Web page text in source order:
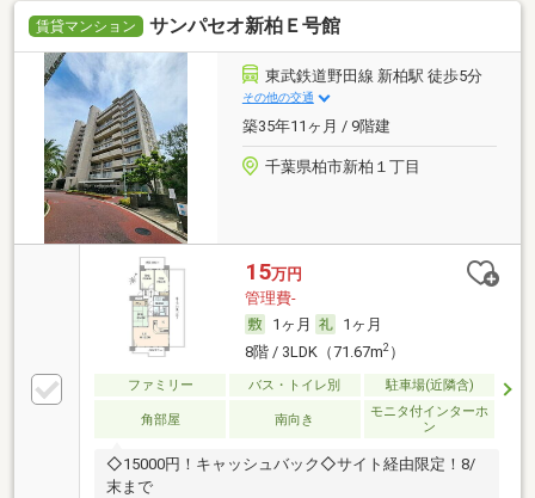
賃貸マンション サンパセオ新柏Ｅ号館
東武鉄道野田線 新柏駅 徒歩5分
その他の交通
築35年11ヶ月 / 9階建
千葉県柏市新柏１丁目
15万円
管理費-
1ヶ月
1ヶ月
8階 / 3LDK（71.67m2）
ファミリー バス・トイレ別 駐車場(近隣含)
角部屋 南向き
モニタ付インターホ
ン
◇15000円！キャッシュバック◇サイト経由限定！8/
末まで